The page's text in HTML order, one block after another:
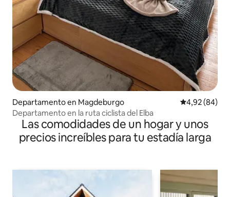
Departamento en Magdeburgo Calificación
4,92 (84)
Departamento en la ruta ciclista del Elba
Las comodidades de un hogar y unos
precios increíbles para tu estadía larga